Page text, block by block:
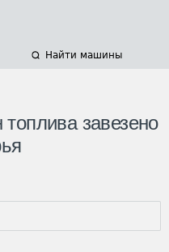
Найти машины
завезено